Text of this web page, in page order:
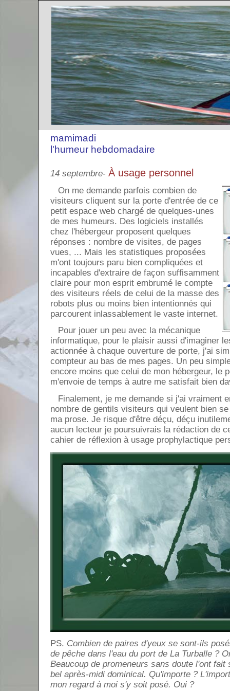
mamimadi
l'humeur hebdomadaire
14 septembre- À usage personnel
On me demande parfois combien de
visiteurs cliquent sur la porte d'entrée de ce
petit espace web chargé de quelques-unes
de mes humeurs. Des logiciels installés
chez l'hébergeur proposent quelques
réponses : nombre de visites, de pages
vues, ... Mais les statistiques proposées
m'ont toujours paru bien compliquées et
incapables d'extraire de façon suffisamment
claire pour mon esprit embrumé le compte
des visiteurs réels de celui de la masse des
robots plus ou moins bien intentionnés qui
parcourent inlassablement le vaste internet.
Pour jouer un peu avec la mécanique
informatique, pour le plaisir aussi d'imaginer
actionnée à chaque ouverture de porte, j'ai
compteur au bas de mes pages. Un peu
encore moins que celui de mon hébergeur, le
m'envoie de temps à autre me satisfait bien
Finalement, je me demande si j'ai vraiment
nombre de gentils visiteurs qui veulent bien
ma prose. Je risque d'être déçu, déçu
aucun lecteur je poursuivrais la rédaction de
cahier de réflexion à usage prophylactique
PS. Combien de paires d'yeux se sont-ils
de pêche dans l'eau du port de La Turballe ?
Beaucoup de promeneurs sans doute l'ont
bel après-midi dominical. Qu'importe ?
mon regard à moi s'y soit posé. Oui ?